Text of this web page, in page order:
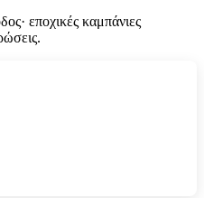
εποχικές καμπάνιες